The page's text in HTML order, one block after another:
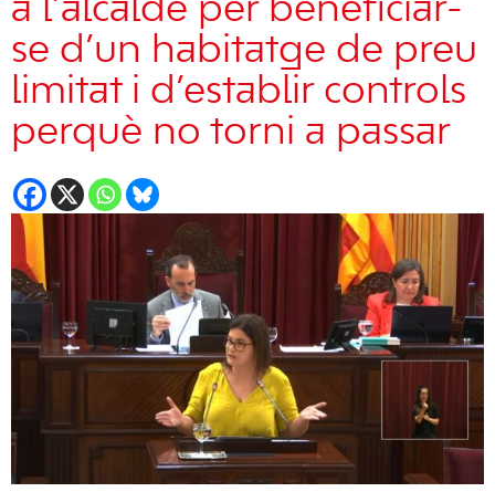
a l’alcalde per beneficiar-
se d’un habitatge de preu
limitat i d’establir controls
perquè no torni a passar